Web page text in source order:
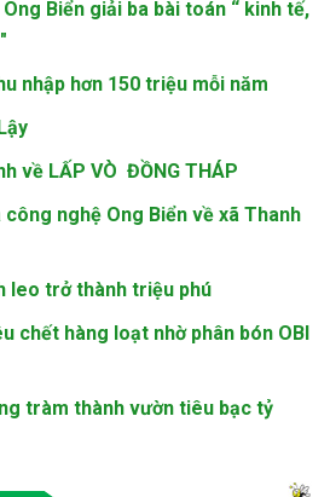
Biển giải ba bài toán “ kinh tế,
nhập hơn 150 triệu mỗi năm
về LẤP VÒ ĐỒNG THÁP
nghệ Ong Biển về xã Thanh
leo trở thành triệu phú
chết hàng loạt nhờ phân bón OBI
tràm thành vườn tiêu bạc tỷ